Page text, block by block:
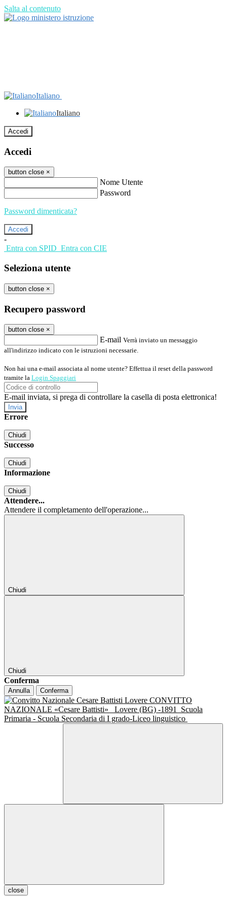
Salta al contenuto
Italiano
Italiano
Accedi
Accedi
button close ×
Nome Utente
Password
Password dimenticata?
-
Entra con SPID Entra con CIE
Seleziona utente
button close ×
Recupero password
button close ×
E-mail Verrà inviato un messaggio
all'indirizzo indicato con le istruzioni necessarie.
Non hai una e-mail associata al nome utente? Effettua il reset della password
tramite la Login Spaggiari
E-mail inviata, si prega di controllare la casella di posta elettronica!
Errore
Chiudi
Successo
Chiudi
Informazione
Chiudi
Attendere...
Attendere il completamento dell'operazione...
Chiudi
Chiudi
Conferma
Annulla Conferma
CONVITTO
NAZIONALE «Cesare Battisti»
Lovere (BG) -1891
Scuola
Primaria - Scuola Secondaria di I grado-Liceo linguistico
close